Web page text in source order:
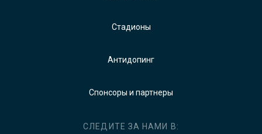
Стадионы
Антидопинг
Спонсоры и партнеры
СЛЕДИТЕ ЗА НАМИ В: